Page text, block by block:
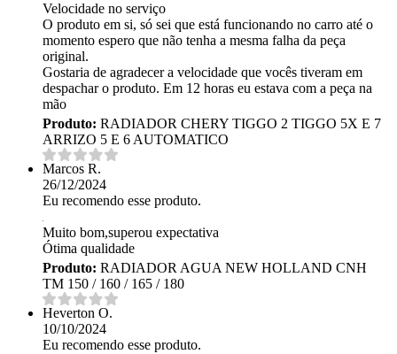
Velocidade no serviço
O produto em si, só sei que está funcionando no carro até o
momento espero que não tenha a mesma falha da peça
original.
Gostaria de agradecer a velocidade que vocês tiveram em
despachar o produto. Em 12 horas eu estava com a peça na
mão
Produto: RADIADOR CHERY TIGGO 2 TIGGO 5X E 7
ARRIZO 5 E 6 AUTOMATICO
Marcos R.
26/12/2024
Eu recomendo esse produto.
Muito bom,superou expectativa
Ótima qualidade
Produto: RADIADOR AGUA NEW HOLLAND CNH
TM 150 / 160 / 165 / 180
Heverton O.
10/10/2024
Eu recomendo esse produto.